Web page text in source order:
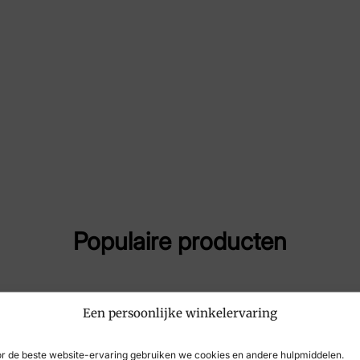
Een persoonlijke winkelervaring
de beste website-ervaring gebruiken we cookies en andere hulpmiddelen.
Populaire producten